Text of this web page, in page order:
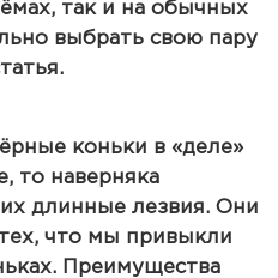
так и на обычных
выбрать свою пару
коньки в «деле»
то наверняка
длинные лезвия. Они
что мы привыкли
Преимущества